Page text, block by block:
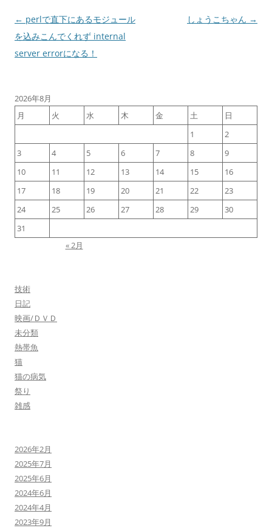
投
稿
ナ
ー
シ
ン
← perlで直下にあるモジュール
を込みこんでくれず internal
server errorになる！
しょうこちゃん →
2026年8月
月
火 水 木 金 土
日
1
2
3
4 5 6 7 8
9
10
11 12 13 14 15
16
17
18 19 20 21 22
23
24
25 26 27 28 29
30
31
« 2月
技術
日記
映画/ＤＶＤ
未分類
熱帯魚
猫
猫の病気
祭り
雑感
2026年2月
2025年7月
2025年6月
2024年6月
2024年4月
2023年9月